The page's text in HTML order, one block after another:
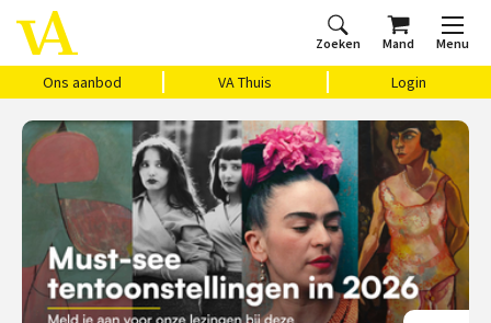
Zoeken Mand Menu
Ons aanbod VA Thuis Login
Home
Ons aanbod
Agenda
VAthuis
Over ons
Vragen?
Cadeaubon